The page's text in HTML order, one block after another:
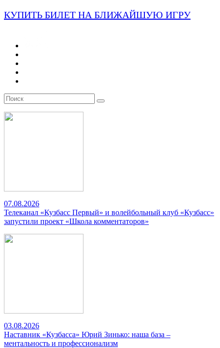
КУПИТЬ БИЛЕТ НА БЛИЖАЙШУЮ ИГРУ
07.08.2026
Телеканал «Кузбасс Первый» и волейбольный клуб «Кузбасс»
запустили проект «Школа комментаторов»
03.08.2026
Наставник «Кузбасса» Юрий Зинько: наша база –
ментальность и профессионализм